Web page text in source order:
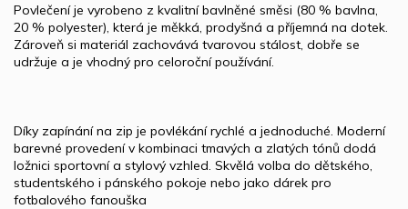
Povlečení je vyrobeno z kvalitní bavlněné směsi (80 % bavlna,
20 % polyester), která je měkká, prodyšná a příjemná na dotek.
Zároveň si materiál zachovává tvarovou stálost, dobře se
udržuje a je vhodný pro celoroční používání.
Díky zapínání na zip je povlékání rychlé a jednoduché. Moderní
barevné provedení v kombinaci tmavých a zlatých tónů dodá
ložnici sportovní a stylový vzhled. Skvělá volba do dětského,
studentského i pánského pokoje nebo jako dárek pro
fotbalového fanouška